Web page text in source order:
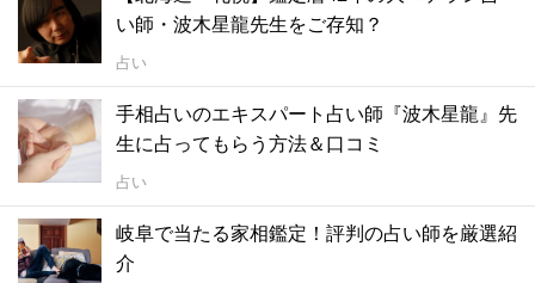
い師・波木星龍先生をご存知？
占い
手相占いのエキスパート占い師『波木星龍』先
生に占ってもらう方法＆口コミ
占い
岐阜で当たる家相鑑定！評判の占い師を厳選紹
介